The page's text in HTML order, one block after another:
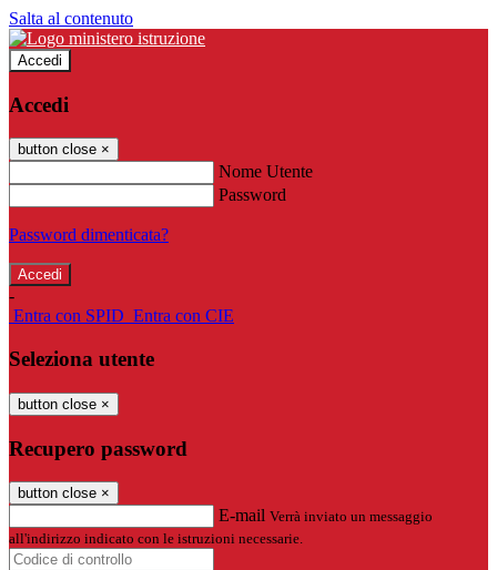
Salta al contenuto
Accedi
Accedi
button close ×
Nome Utente
Password
Password dimenticata?
-
Entra con SPID Entra con CIE
Seleziona utente
button close ×
Recupero password
button close ×
E-mail Verrà inviato un messaggio
all'indirizzo indicato con le istruzioni necessarie.